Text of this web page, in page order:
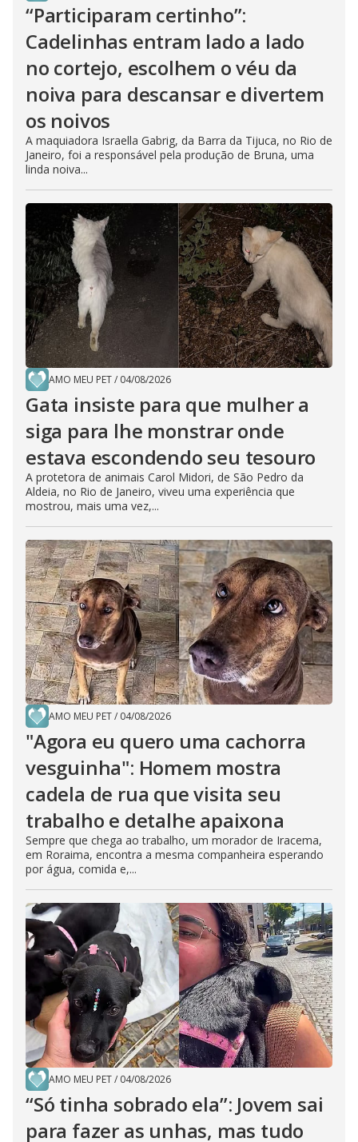
“Participaram certinho”:
Cadelinhas entram lado a lado
no cortejo, escolhem o véu da
noiva para descansar e divertem
os noivos
A maquiadora Israella Gabrig, da Barra da Tijuca, no Rio de
Janeiro, foi a responsável pela produção de Bruna, uma
linda noiva...
AMO MEU PET/ 04/08/2026
Gata insiste para que mulher a
siga para lhe monstrar onde
estava escondendo seu tesouro
A protetora de animais Carol Midori, de São Pedro da
Aldeia, no Rio de Janeiro, viveu uma experiência que
mostrou, mais uma vez,...
AMO MEU PET/ 04/08/2026
"Agora eu quero uma cachorra
vesguinha": Homem mostra
cadela de rua que visita seu
trabalho e detalhe apaixona
Sempre que chega ao trabalho, um morador de Iracema,
em Roraima, encontra a mesma companheira esperando
por água, comida e,...
AMO MEU PET/ 04/08/2026
“Só tinha sobrado ela”: Jovem sai
para fazer as unhas, mas tudo